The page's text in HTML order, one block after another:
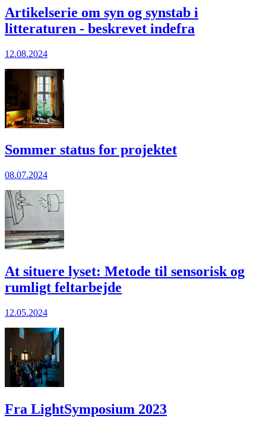
Artikelserie om syn og synstab i
litteraturen - beskrevet indefra
12.08.2024
Sommer status for projektet
08.07.2024
At situere lyset: Metode til sensorisk og
rumligt feltarbejde
12.05.2024
Fra LightSymposium 2023